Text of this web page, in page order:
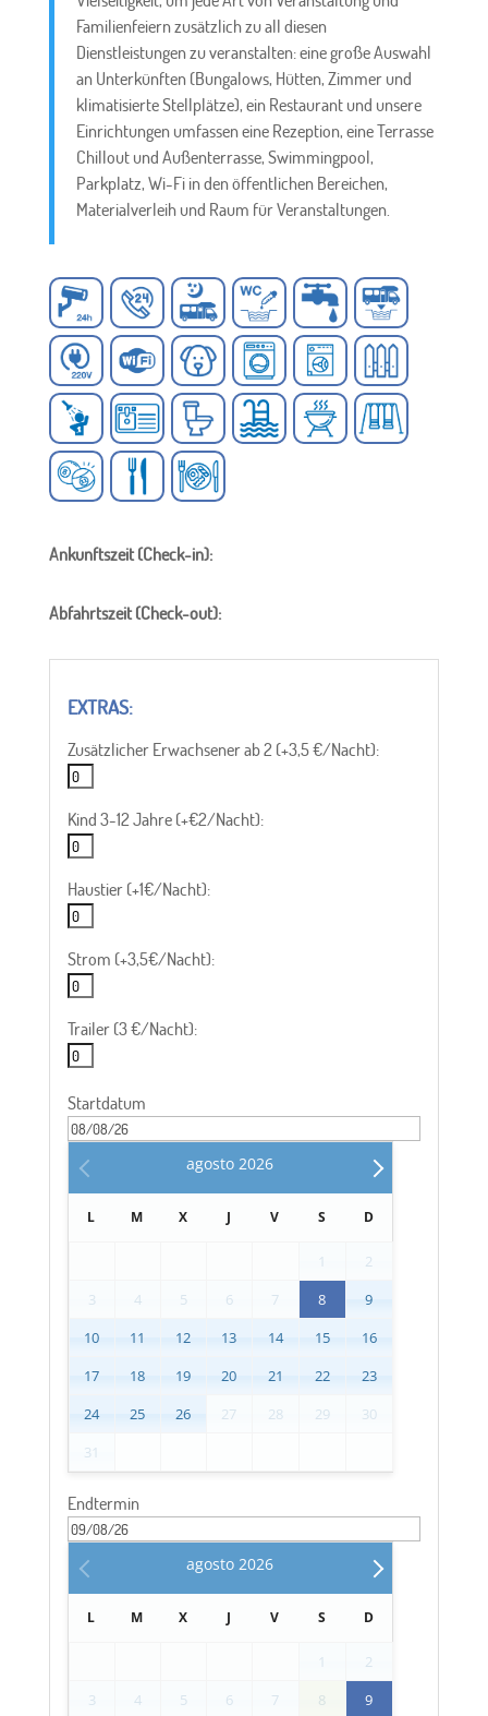
Familienfeiern zusätzlich zu all diesen
Dienstleistungen zu veranstalten: eine große Auswahl
an Unterkünften (Bungalows, Hütten, Zimmer und
klimatisierte Stellplätze), ein Restaurant und unsere
Einrichtungen umfassen eine Rezeption, eine Terrasse
Chillout und Außenterrasse, Swimmingpool,
Parkplatz, Wi-Fi in den öffentlichen Bereichen,
Materialverleih und Raum für Veranstaltungen.
Ankunftszeit (Check-in):
Abfahrtszeit (Check-out):
Zusätzlicher Erwachsener ab 2 (+3,5 €/Nacht):
Kind 3-12 Jahre (+€2/Nacht):
Haustier (+1€/Nacht):
Strom (+3,5€/Nacht):
Trailer (3 €/Nacht):
Startdatum
agosto 2026
L M X J V S D
1
2
3
4 5 6 7 8
9
10
11 12 13 14 15
16
17
18 19 20 21 22
23
24
25 26 27 28 29
30
31
Endtermin
agosto 2026
L M X J V S D
1
2
3
4 5 6 7 8 9